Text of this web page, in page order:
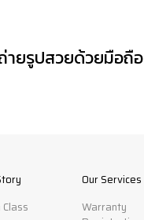
ายรูปสวยด้วยมือถือ
Our Services
Warranty